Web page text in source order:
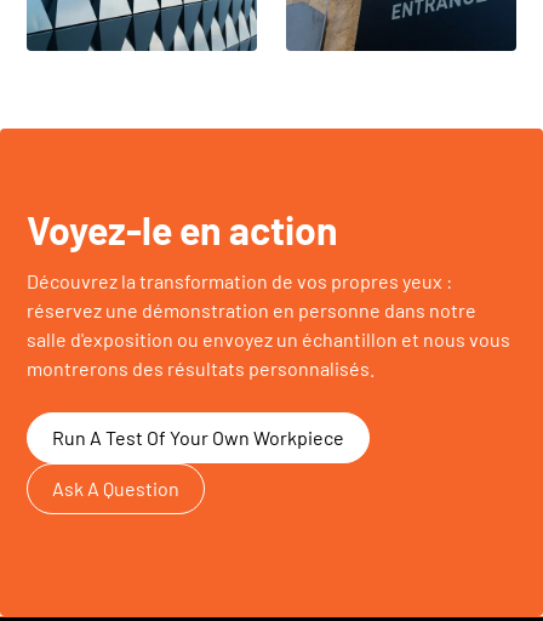
Voyez-le en action
Découvrez la transformation de vos propres yeux :
réservez une démonstration en personne dans notre
salle d'exposition ou envoyez un échantillon et nous vous
montrerons des résultats personnalisés.
Run A Test Of Your Own Workpiece
Ask A Question